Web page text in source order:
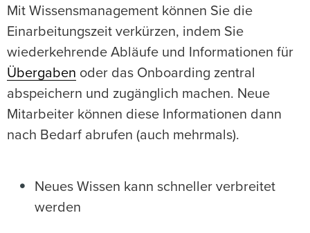
Mit Wissensmanagement können Sie die
Einarbeitungszeit verkürzen, indem Sie
wiederkehrende Abläufe und Informationen für
Übergaben oder das Onboarding zentral
abspeichern und zugänglich machen. Neue
Mitarbeiter können diese Informationen dann
nach Bedarf abrufen (auch mehrmals).
Neues Wissen kann schneller verbreitet
werden